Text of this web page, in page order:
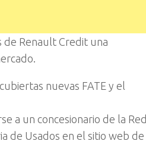
de Renault Credit una
nuevas FATE y el
a un concesionario de la Red
de Usados en el sitio web de